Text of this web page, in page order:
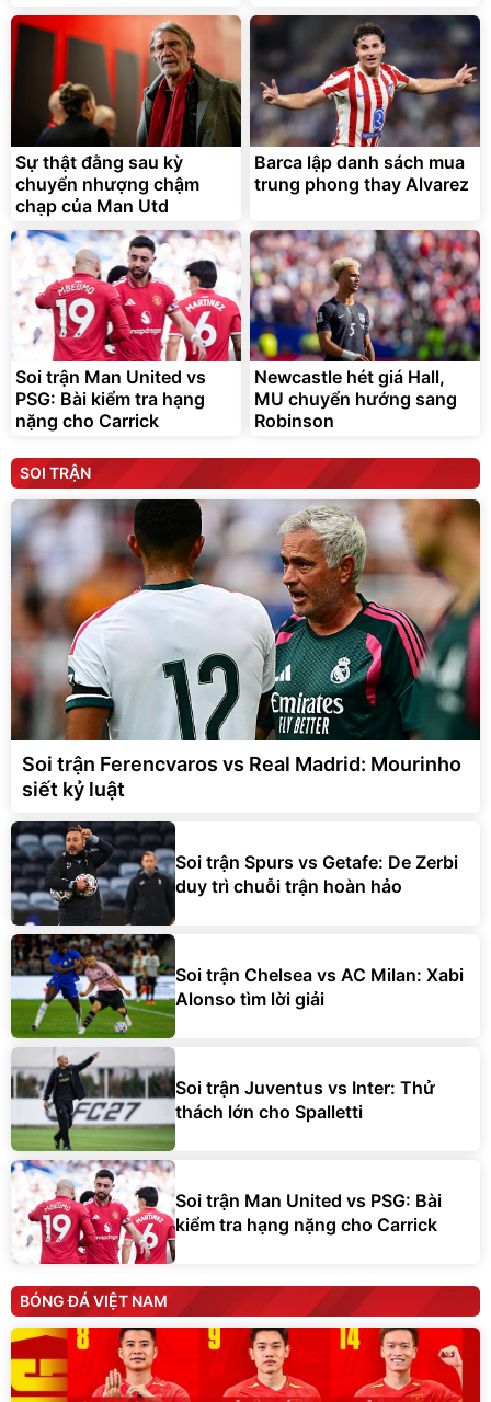
Sự thật đằng sau kỳ
chuyển nhượng chậm
chạp của Man Utd
Barca lập danh sách mua
trung phong thay Alvarez
Soi trận Man United vs
PSG: Bài kiểm tra hạng
nặng cho Carrick
Newcastle hét giá Hall,
MU chuyển hướng sang
Robinson
SOI TRẬN
Soi trận Ferencvaros vs Real Madrid: Mourinho
siết kỷ luật
Soi trận Spurs vs Getafe: De Zerbi
duy trì chuỗi trận hoàn hảo
Soi trận Chelsea vs AC Milan: Xabi
Alonso tìm lời giải
Soi trận Juventus vs Inter: Thử
thách lớn cho Spalletti
Soi trận Man United vs PSG: Bài
kiểm tra hạng nặng cho Carrick
BÓNG ĐÁ VIỆT NAM